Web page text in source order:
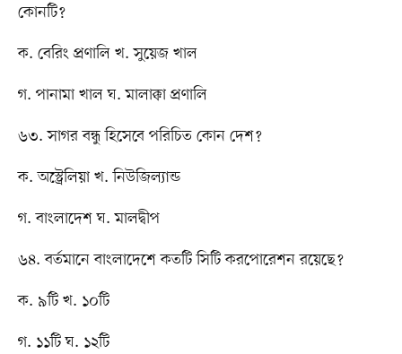
কোনটি?
ক. বেরিং প্রণালি খ. সুয়েজ খাল
গ. পানামা খাল ঘ. মালাক্কা প্রণালি
৬৩. সাগর বন্ধু হিসেবে পরিচিত কোন দেশ?
ক. অস্ট্রেলিয়া খ. নিউজিল্যান্ড
গ. বাংলাদেশ ঘ. মালদ্বীপ
৬৪. বর্তমানে বাংলাদেশে কতটি সিটি করপোরেশন রয়েছে?
ক. ৯টি খ. ১০টি
গ. ১১টি ঘ. ১২টি